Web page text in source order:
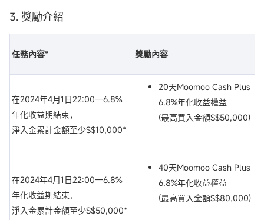
3. 獎勵介紹
任務內容* 獎勵內容
在2024年4月1日22:00—6.8%
年化收益期結束，
淨入金累計金額至少S$10,000*
20天Moomoo Cash Plus
6.8%年化收益權益
(最高買入金額S$50,000)
在2024年4月1日22:00—6.8%
年化收益期結束，
淨入金累計金額至少S$50,000*
40天Moomoo Cash Plus
6.8%年化收益權益
(最高買入金額S$80,000)